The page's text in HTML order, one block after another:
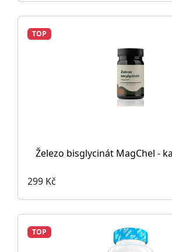
TOP
Železo bisglycinát MagChel -
299 Kč
TOP